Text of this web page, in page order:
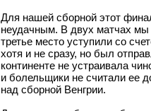
Для нашей сборной этот
неудачным. В двух матчах мы
третье место уступили со
хотя и не сразу, но был
континенте не устраивала
и болельщики не считали ее
над сборной Венгрии.